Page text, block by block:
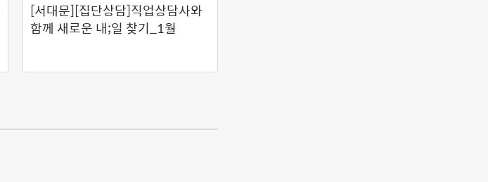
[서대문][집단상담]직업상담사와
함께 새로운 내;일 찾기_1월